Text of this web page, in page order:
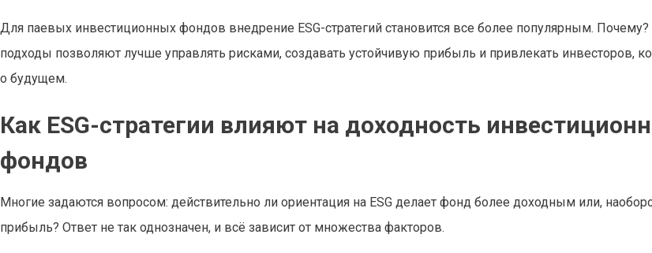
Для паевых инвестиционных фондов внедрение ESG-стратегий становится все более популярным. Почему?
подходы позволяют лучше управлять рисками, создавать устойчивую прибыль и привлекать инвесторов,
о будущем.
Как ESG-стратегии влияют на доходность
фондов
Многие задаются вопросом: действительно ли ориентация на ESG делает фонд более доходным или,
прибыль? Ответ не так однозначен, и всё зависит от множества факторов.